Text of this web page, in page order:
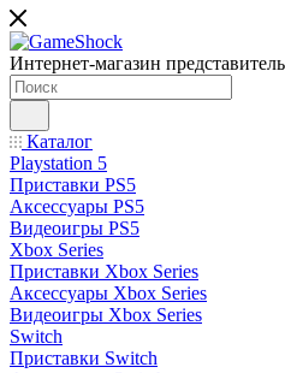
Интернет-магазин
Каталог
Playstation 5
Приставки PS5
Аксессуары PS5
Видеоигры PS5
Xbox Series
Приставки Xbox Series
Аксессуары Xbox Series
Видеоигры Xbox Series
Switch
Приставки Switch